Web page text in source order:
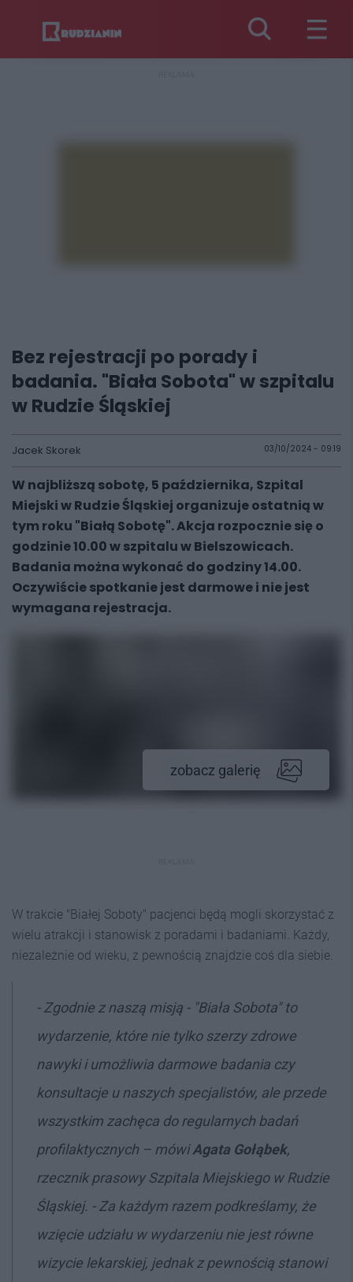
Bez rejestracji po porady i
badania. "Biała Sobota" w szpitalu
w Rudzie Śląskiej
Jacek Skorek 03/10/2024 - 09:19
W najbliższą sobotę, 5 października, Szpital
Miejski w Rudzie Śląskiej organizuje ostatnią w
tym roku "Białą Sobotę". Akcja rozpocznie się o
godzinie 10.00 w szpitalu w Bielszowicach.
Badania można wykonać do godziny 14.00.
Oczywiście spotkanie jest darmowe i nie jest
wymagana rejestracja.
zobacz galerię
W trakcie "Białej Soboty" pacjenci będą mogli skorzystać z
wielu atrakcji i stanowisk z poradami i badaniami. Każdy,
niezależnie od wieku, z pewnością znajdzie coś dla siebie.
- Zgodnie z naszą misją - "Biała Sobota" to
wydarzenie, które nie tylko szerzy zdrowe
nawyki i umożliwia darmowe badania czy
konsultacje u naszych specjalistów, ale przede
wszystkim zachęca do regularnych badań
profilaktycznych – mówiAgata Gołąbek,
rzecznik prasowy Szpitala Miejskiego w Rudzie
Śląskiej. - Za każdym razem podkreślamy, że
wzięcie udziału w wydarzeniu nie jest równe
wizycie lekarskiej, jednak z pewnością stanowi